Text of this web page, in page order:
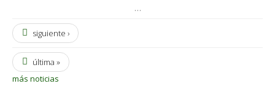
…
siguiente ›
última »
más noticias